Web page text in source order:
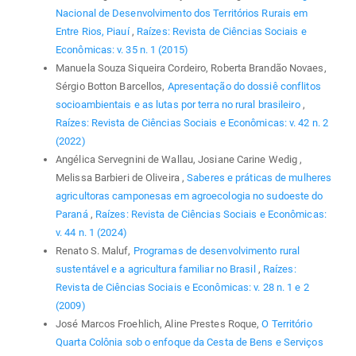
Nacional de Desenvolvimento dos Territórios Rurais em
Entre Rios, Piauí, Raízes: Revista de Ciências Sociais e
Econômicas: v. 35 n. 1 (2015)
Manuela Souza Siqueira Cordeiro, Roberta Brandão Novaes,
Sérgio Botton Barcellos, Apresentação do dossiê conflitos
socioambientais e as lutas por terra no rural brasileiro ,
Raízes: Revista de Ciências Sociais e Econômicas: v. 42 n. 2
(2022)
Angélica Servegnini de Wallau, Josiane Carine Wedig ,
Melissa Barbieri de Oliveira ,Saberes e práticas de mulheres
agricultoras camponesas em agroecologia no sudoeste do
Paraná , Raízes: Revista de Ciências Sociais e Econômicas:
v. 44 n. 1 (2024)
Renato S. Maluf, Programas de desenvolvimento rural
sustentável e a agricultura familiar no Brasil , Raízes:
Revista de Ciências Sociais e Econômicas: v. 28 n. 1 e 2
(2009)
José Marcos Froehlich, Aline Prestes Roque,O Território
Quarta Colônia sob o enfoque da Cesta de Bens e Serviços